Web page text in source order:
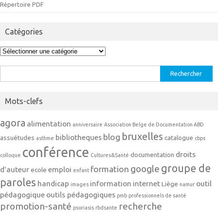
Répertoire PDF
Catégories
Catégories
Mots-clefs
agora alimentation anniversaire Association Belge de Documentation ABD
assuétudes asthme bibliotheques blog bruxelles catalogue cbps
colloque conférence Cultures&Santé documentation droits
d'auteur ecole emploi enfant formation google groupe de
paroles handicap images information internet Liège namur outil
pédagogique outils pédagogiques pmb professionnels de santé
promotion-santé psoriasis rbdsante recherche